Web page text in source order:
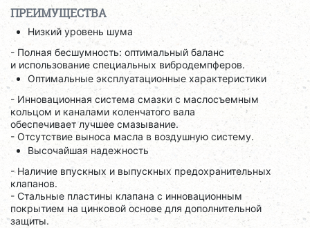
ПРЕИМУЩЕСТВА
Низкий уровень шума
- Полная бесшумность: оптимальный баланс
и использование специальных вибродемпферов.
Оптимальные эксплуатационные характеристики
- Инновационная система смазки с маслосъемным
кольцом и каналами коленчатого вала
обеспечивает лучшее смазывание.
- Отсутствие выноса масла в воздушную систему.
Высочайшая надежность
- Наличие впускных и выпускных предохранительных
клапанов.
- Стальные пластины клапана с инновационным
покрытием на цинковой основе для дополнительной
защиты.